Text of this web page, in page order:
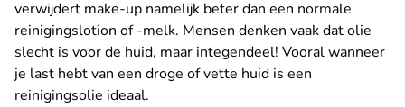
verwijdert make-up namelijk beter dan een normale
reinigingslotion of -melk. Mensen denken vaak dat olie
slecht is voor de huid, maar integendeel! Vooral wanneer
je last hebt van een droge of vette huid is een
reinigingsolie ideaal.